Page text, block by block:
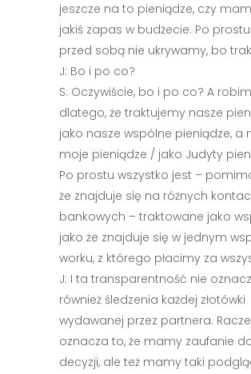
jeszcze na to pieniądze, czy
jakiś zapas w budżecie. Po
przed sobą nie ukrywamy, bo
J: Bo i po co?
S: Oczywiście, bo i po co? A
dlatego, że traktujemy nasze
jako nasze wspólne pieniądze, a
moje pieniądze / jako Judyty
Po prostu wszystko jest –
że znajduje się na różnych
bankowych – traktowane jako
jako że znajduje się w jednym
worku, z którego płacimy za
J: I ta transparentność nie
również śledzenia każdej złotówki
wydawanej przez partnera.
oznacza to, że mamy zaufanie
decyzji, ale też mamy taki